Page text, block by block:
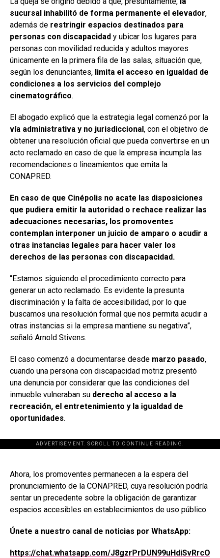
sucursal inhabilitó de forma permanente el elevador,
además de restringir espacios destinados para
personas con discapacidad y ubicar los lugares para
personas con movilidad reducida y adultos mayores
únicamente en la primera fila de las salas, situación que,
según los denunciantes, limita el acceso en igualdad de
condiciones a los servicios del complejo
cinematográfico.
El abogado explicó que la estrategia legal comenzó por la
vía administrativa y no jurisdiccional, con el objetivo de
obtener una resolución oficial que pueda convertirse en un
acto reclamado en caso de que la empresa incumpla las
recomendaciones o lineamientos que emita la
CONAPRED.
En caso de que Cinépolis no acate las disposiciones
que pudiera emitir la autoridad o rechace realizar las
adecuaciones necesarias, los promoventes
contemplan interponer un juicio de amparo o acudir a
otras instancias legales para hacer valer los
derechos de las personas con discapacidad.
“Estamos siguiendo el procedimiento correcto para
generar un acto reclamado. Es evidente la presunta
discriminación y la falta de accesibilidad, por lo que
buscamos una resolución formal que nos permita acudir a
otras instancias si la empresa mantiene su negativa”,
señaló Arnold Stivens.
El caso comenzó a documentarse desde marzo pasado,
cuando una persona con discapacidad motriz presentó
una denuncia por considerar que las condiciones del
inmueble vulneraban su derecho al acceso a la
recreación, el entretenimiento y la igualdad de
oportunidades.
ADVERTISEMENT. SCROLL TO CONTINUE READING.
[adsforwp id="243463"]
Ahora, los promoventes permanecen a la espera del
pronunciamiento de la CONAPRED, cuya resolución podría
sentar un precedente sobre la obligación de garantizar
espacios accesibles en establecimientos de uso público.
Únete a nuestro canal de noticias por WhatsApp:
https://chat.whatsapp.com/J8gzrPrDUN99uHdiSvRrcO